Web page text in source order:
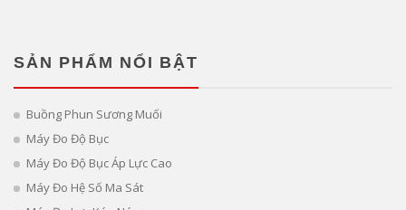
SẢN PHẨM NỔI BẬT
Buồng Phun Sương Muối
Máy Đo Độ Bục
Máy Đo Độ Bục Áp Lực Cao
Máy Đo Hệ Số Ma Sát